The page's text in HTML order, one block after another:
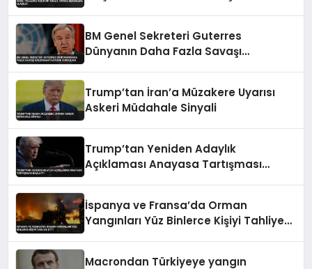
BM Genel Sekreteri Guterres
Dünyanın Daha Fazla Savaşı
Trump’tan İran’a Müzakere Uyarısı
Askeri Müdahale Sinyali
Trump’tan Yeniden Adaylık
Açıklaması Anayasa Tartışması
İspanya ve Fransa’da Orman
Yangınları Yüz Binlerce Kişiyi Tahliye
Macrondan Türkiyeye yangın